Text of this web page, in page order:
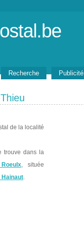
Recherche Publicité
de la localité
trouve dans la
, située
.